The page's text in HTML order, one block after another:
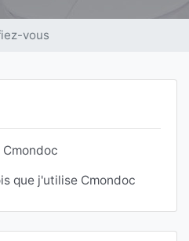
vous
que j'utilise Cmondoc